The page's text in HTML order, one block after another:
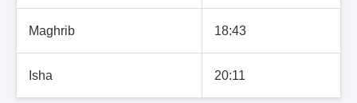
Maghrib 18:43
Isha 20:11